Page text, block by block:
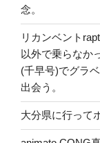
念。
リカンベント
以外で乗らなか
(千早号)でグラ
出会う。
大分県に行って